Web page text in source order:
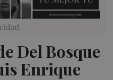
Del Bosque
Enrique